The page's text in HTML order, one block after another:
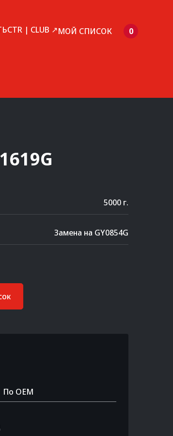
CTR | CLUB ↗МОЙ СПИСОК 0
5000 г.
Замена на GY0854G
По OEM